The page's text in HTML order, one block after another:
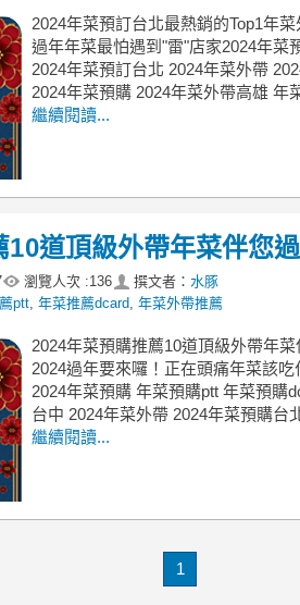
2024年菜預訂台北最熱銷的Top1年
過年年菜最怕遇到"雷"店家2024年菜
2024年菜預訂台北 2024年菜外帶
2024年菜預購 2024年菜外帶高雄 年
繼續閱讀...
道頂級外帶年菜伴您過
瀏覽人次 :136 撰文者： 水豚
ptt 年菜推薦dcard 年菜外帶推薦
2024年菜預購推薦10道頂級外帶年菜
2024過年要來囉！正在頭痛年菜該
2024年菜預購 年菜預購ptt 年菜預購
台中 2024年菜外帶 2024年菜預購台
繼續閱讀...
1